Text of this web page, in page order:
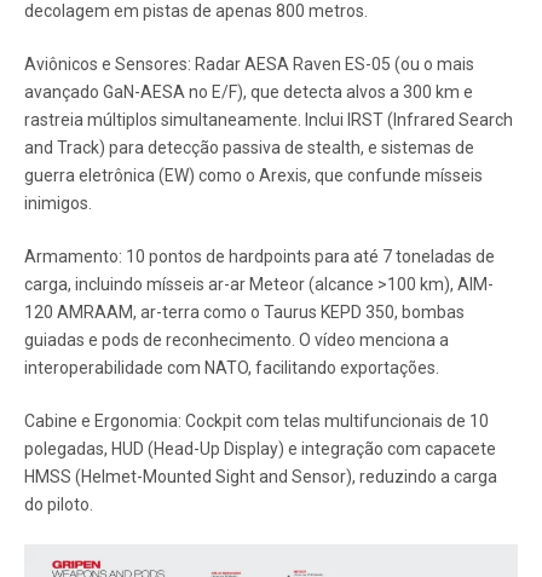
decolagem em pistas de apenas 800 metros.
Aviônicos e Sensores: Radar AESA Raven ES-05 (ou o mais
avançado GaN-AESA no E/F), que detecta alvos a 300 km e
rastreia múltiplos simultaneamente. Inclui IRST (Infrared Search
and Track) para detecção passiva de stealth, e sistemas de
guerra eletrônica (EW) como o Arexis, que confunde mísseis
inimigos.
Armamento: 10 pontos de hardpoints para até 7 toneladas de
carga, incluindo mísseis ar-ar Meteor (alcance >100 km), AIM-
120 AMRAAM, ar-terra como o Taurus KEPD 350, bombas
guiadas e pods de reconhecimento. O vídeo menciona a
interoperabilidade com NATO, facilitando exportações.
Cabine e Ergonomia: Cockpit com telas multifuncionais de 10
polegadas, HUD (Head-Up Display) e integração com capacete
HMSS (Helmet-Mounted Sight and Sensor), reduzindo a carga
do piloto.